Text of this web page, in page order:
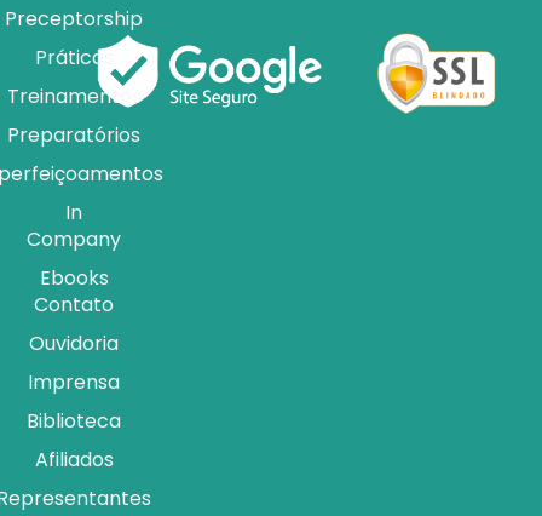
Preceptorship
Práticas
Treinamentos
Preparatórios
In
Company
Ebooks
Contato
Ouvidoria
Imprensa
Biblioteca
Afiliados